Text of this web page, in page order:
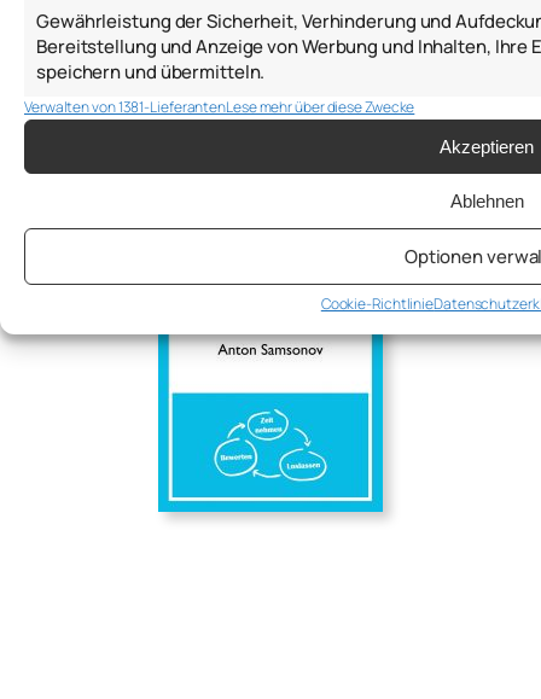
Gewährleistung der Sicherheit, Verhinderung und
Bereitstellung und Anzeige von Werbung und Inhalten, Ihre
speichern und übermitteln.
Verwalten von 1381-LieferantenLese mehr über diese Zwecke
Akzeptieren
Ablehnen
Optionen
Cookie-Richtlinie
Über mich
Blog
Impressum